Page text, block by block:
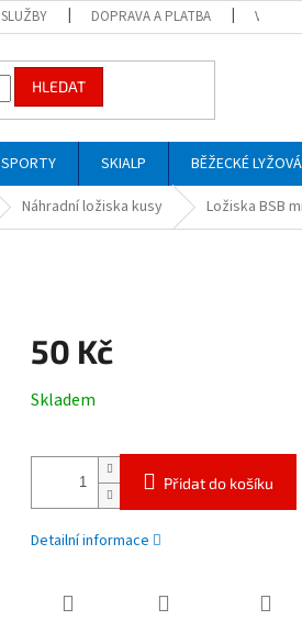
SLUŽBY DOPRAVA A PLATBA
HLEDAT
SPORTY SKIALP BĚŽECKÉ
Náhradní ložiska kusy Ložiska BSB
50 Kč
cena:
Skladem
Přidat do košíku
Detailní informace